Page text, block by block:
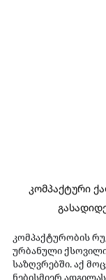
კომპაქტური
კომპაქტურობის
ურბანული ქსოვილი
საზღვრებში. აქ
ნებისმიერ